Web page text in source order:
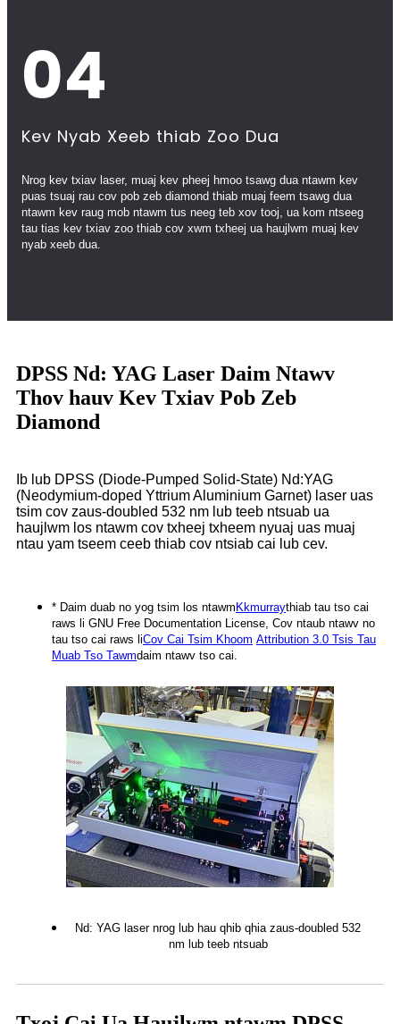
04
Kev Nyab Xeeb thiab Zoo Dua
Nrog kev txiav laser, muaj kev pheej hmoo tsawg dua ntawm kev
puas tsuaj rau cov pob zeb diamond thiab muaj feem tsawg dua
ntawm kev raug mob ntawm tus neeg teb xov tooj, ua kom ntseeg
tau tias kev txiav zoo thiab cov xwm txheej ua haujlwm muaj kev
nyab xeeb dua.
DPSS Nd: YAG Laser Daim Ntawv
Thov hauv Kev Txiav Pob Zeb
Diamond
Ib lub DPSS (Diode-Pumped Solid-State) Nd:YAG
(Neodymium-doped Yttrium Aluminium Garnet) laser uas
tsim cov zaus-doubled 532 nm lub teeb ntsuab ua
haujlwm los ntawm cov txheej txheem nyuaj uas muaj
ntau yam tseem ceeb thiab cov ntsiab cai lub cev.
* Daim duab no yog tsim los ntawm Kkmurraythiab tau tso cai
raws li GNU Free Documentation License, Cov ntaub ntawv no
tau tso cai raws liCov Cai Tsim Khoom Attribution 3.0 Tsis Tau
Muab Tso Tawmdaim ntawv tso cai.
Nd: YAG laser nrog lub hau qhib qhia zaus-doubled 532
nm lub teeb ntsuab